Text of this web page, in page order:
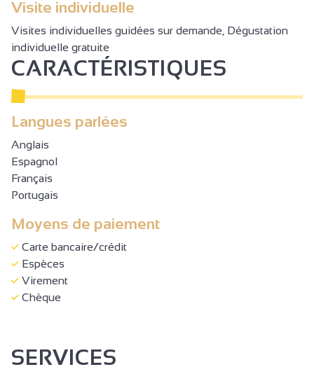
Visite individuelle
Visites individuelles guidées sur demande, Dégustation
individuelle gratuite
CARACTÉRISTIQUES
Langues parlées
Anglais
Espagnol
Français
Portugais
Moyens de paiement
Carte bancaire/crédit
Espèces
Virement
Chèque
SERVICES